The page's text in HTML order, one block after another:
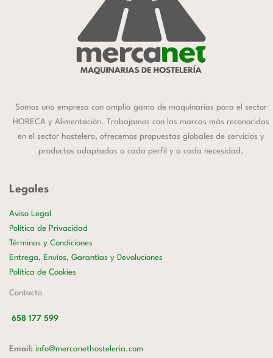
Somos una empresa con amplia gama de maquinarias para el sector
HORECA y Alimentación. Trabajamos con las marcas más reconocidas
en el sector hostelero, ofrecemos propuestas globales de servicios y
productos adaptadas a cada perfil y a cada necesidad.
Legales
Aviso Legal
Política de Privacidad
Términos y Condiciones
Entrega, Envíos, Garantías y Devoluciones
Política de Cookies
Contacto
658 177 599
Email: info@mercanethosteleria.com